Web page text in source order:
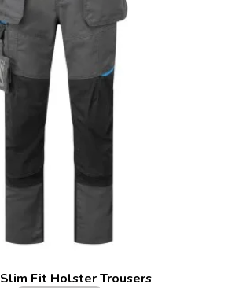
Fit Holster Trousers